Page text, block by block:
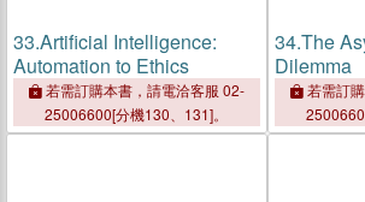
33.Artificial Intelligence:
Automation to Ethics
若需訂購本書，請電洽客服 02-
25006600[分機130、131]。
34.The
Dilemma
若需訂